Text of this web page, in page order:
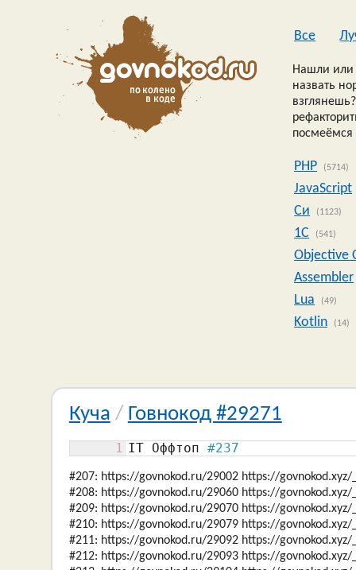
Все
Нашли или
назвать
посмеёмся
PHP (5714)
JavaScript
Си
(1123)
1C (541)
Objective
Assembler
Lua
(49)
Kotlin (14)
Куча / Говнокод #29271
1 IT Оффтоп #237
#207: https://govnokod.ru/29002 https://govnokod.xyz/
#208: https://govnokod.ru/29060 https://govnokod.xyz/
#209: https://govnokod.ru/29070 https://govnokod.xyz/
#210: https://govnokod.ru/29079 https://govnokod.xyz/
#211: https://govnokod.ru/29092 https://govnokod.xyz/
#212: https://govnokod.ru/29093 https://govnokod.xyz/